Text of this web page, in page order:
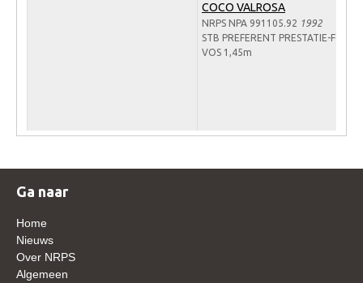
REGIO'S
Regio West
COCO VALROSA
NRPS NPA 991105.92 1992
STB PREFERENT PRESTATIE-FOK
VOS 1,45m
Ga naar
Home
Nieuws
Over NRPS
Algemeen